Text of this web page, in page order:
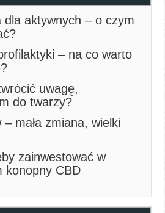
dla aktywnych – o czym
– na co warto
uwagę,
do twarzy?
mała zmiana, wielki
zainwestować w
konopny CBD